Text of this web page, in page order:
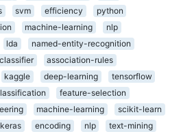
svm efficiency
python
machine-learning
nlp
lda
named-entity-recognition
association-rules
kaggle deep-learning
tensorflow
feature-selection
machine-learning
scikit-learn
keras encoding nlp
text-mining